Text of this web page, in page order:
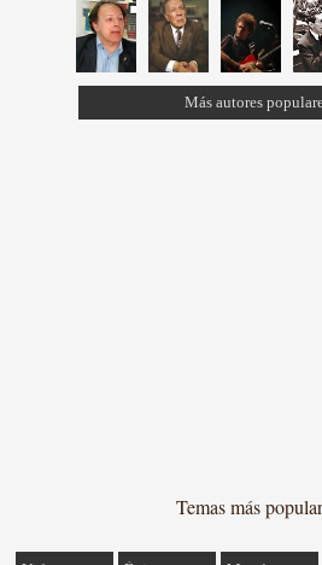
Más autores
Temas más